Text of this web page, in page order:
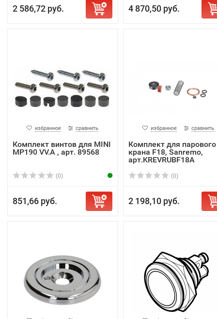
2 586,72 руб. 4 870,50 руб.
избранное сравнить
Комплект винтов для MINI
MP190 VV.A , арт. 89568
(0)
851,66 руб.
избранное сравнить
Комплект для парового
крана F18, Sanremo,
арт.KREVRUBF18A
(0)
2 198,10 руб.